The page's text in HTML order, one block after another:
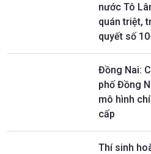
nước Tô
quán triệt,
quyết số
Đồng Nai:
phố Đồng
mô hình
cấp
Thí sinh